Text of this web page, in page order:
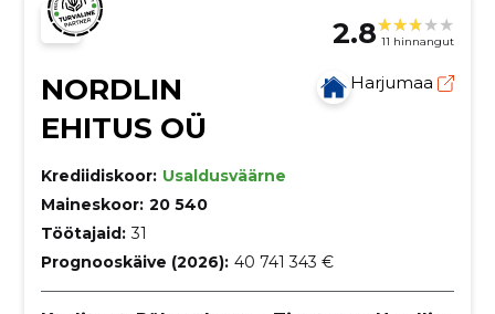
2.8 11 hinnangut
NORDLIN
EHITUS OÜ
Harjumaa
Krediidiskoor: Usaldusväärne
Maineskoor: 20 540
Töötajaid: 31
Prognooskäive (2026): 40 741 343 €